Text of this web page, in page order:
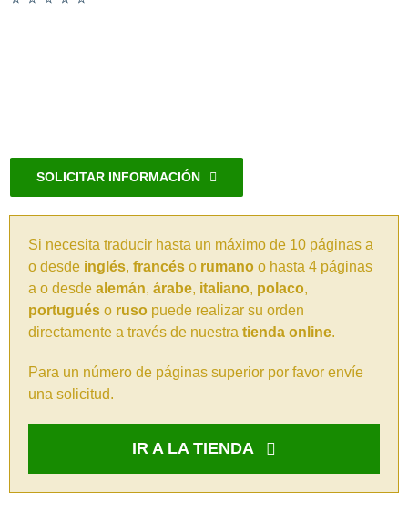
SOLICITAR INFORMACIÓN
Si necesita traducir hasta un máximo de 10 páginas a
o desde inglés, francés o rumano o hasta 4 páginas
a o desde alemán, árabe, italiano, polaco,
portugués o ruso puede realizar su orden
directamente a través de nuestra tienda online.
Para un número de páginas superior por favor envíe
una solicitud.
IR A LA TIENDA